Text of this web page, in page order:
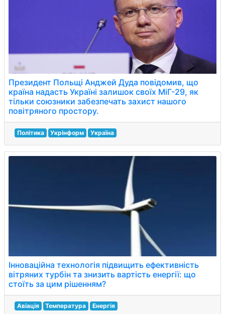
Президент Польщі Анджей Дуда повідомив, що
країна надасть Україні залишок своїх МіГ-29, як
тільки союзники забезпечать захист нашого
повітряного простору.
Політика Укрінформ Україна
Інноваційна технологія підвищить ефективність
вітряних турбін та знизить вартість енергії: що
стоїть за цим рішенням?
Авіація Температура Енергія